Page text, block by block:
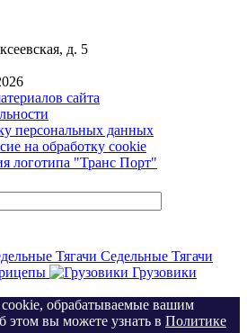
д. 5
сайта
персональных данных
на обработку cookie
логотипа "Транс Порт"
Седельные Тягачи
Грузовики
обрабатываемые вашим
этом вы можете узнать в Политике